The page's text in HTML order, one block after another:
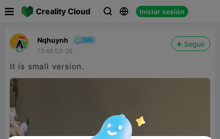
Creality Cloud   Iniciar sesión
Nqhuynh
13:48 03-26
Seguir
It is small version.